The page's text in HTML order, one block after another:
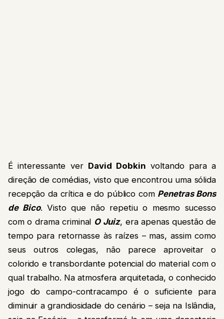
É interessante ver David Dobkin voltando para a
direção de comédias, visto que encontrou uma sólida
recepção da crítica e do público com Penetras Bons
de Bico. Visto que não repetiu o mesmo sucesso
com o drama criminal O Juiz, era apenas questão de
tempo para retornasse às raízes – mas, assim como
seus outros colegas, não parece aproveitar o
colorido e transbordante potencial do material com o
qual trabalho. Na atmosfera arquitetada, o conhecido
jogo do campo-contracampo é o suficiente para
diminuir a grandiosidade do cenário – seja na Islândia,